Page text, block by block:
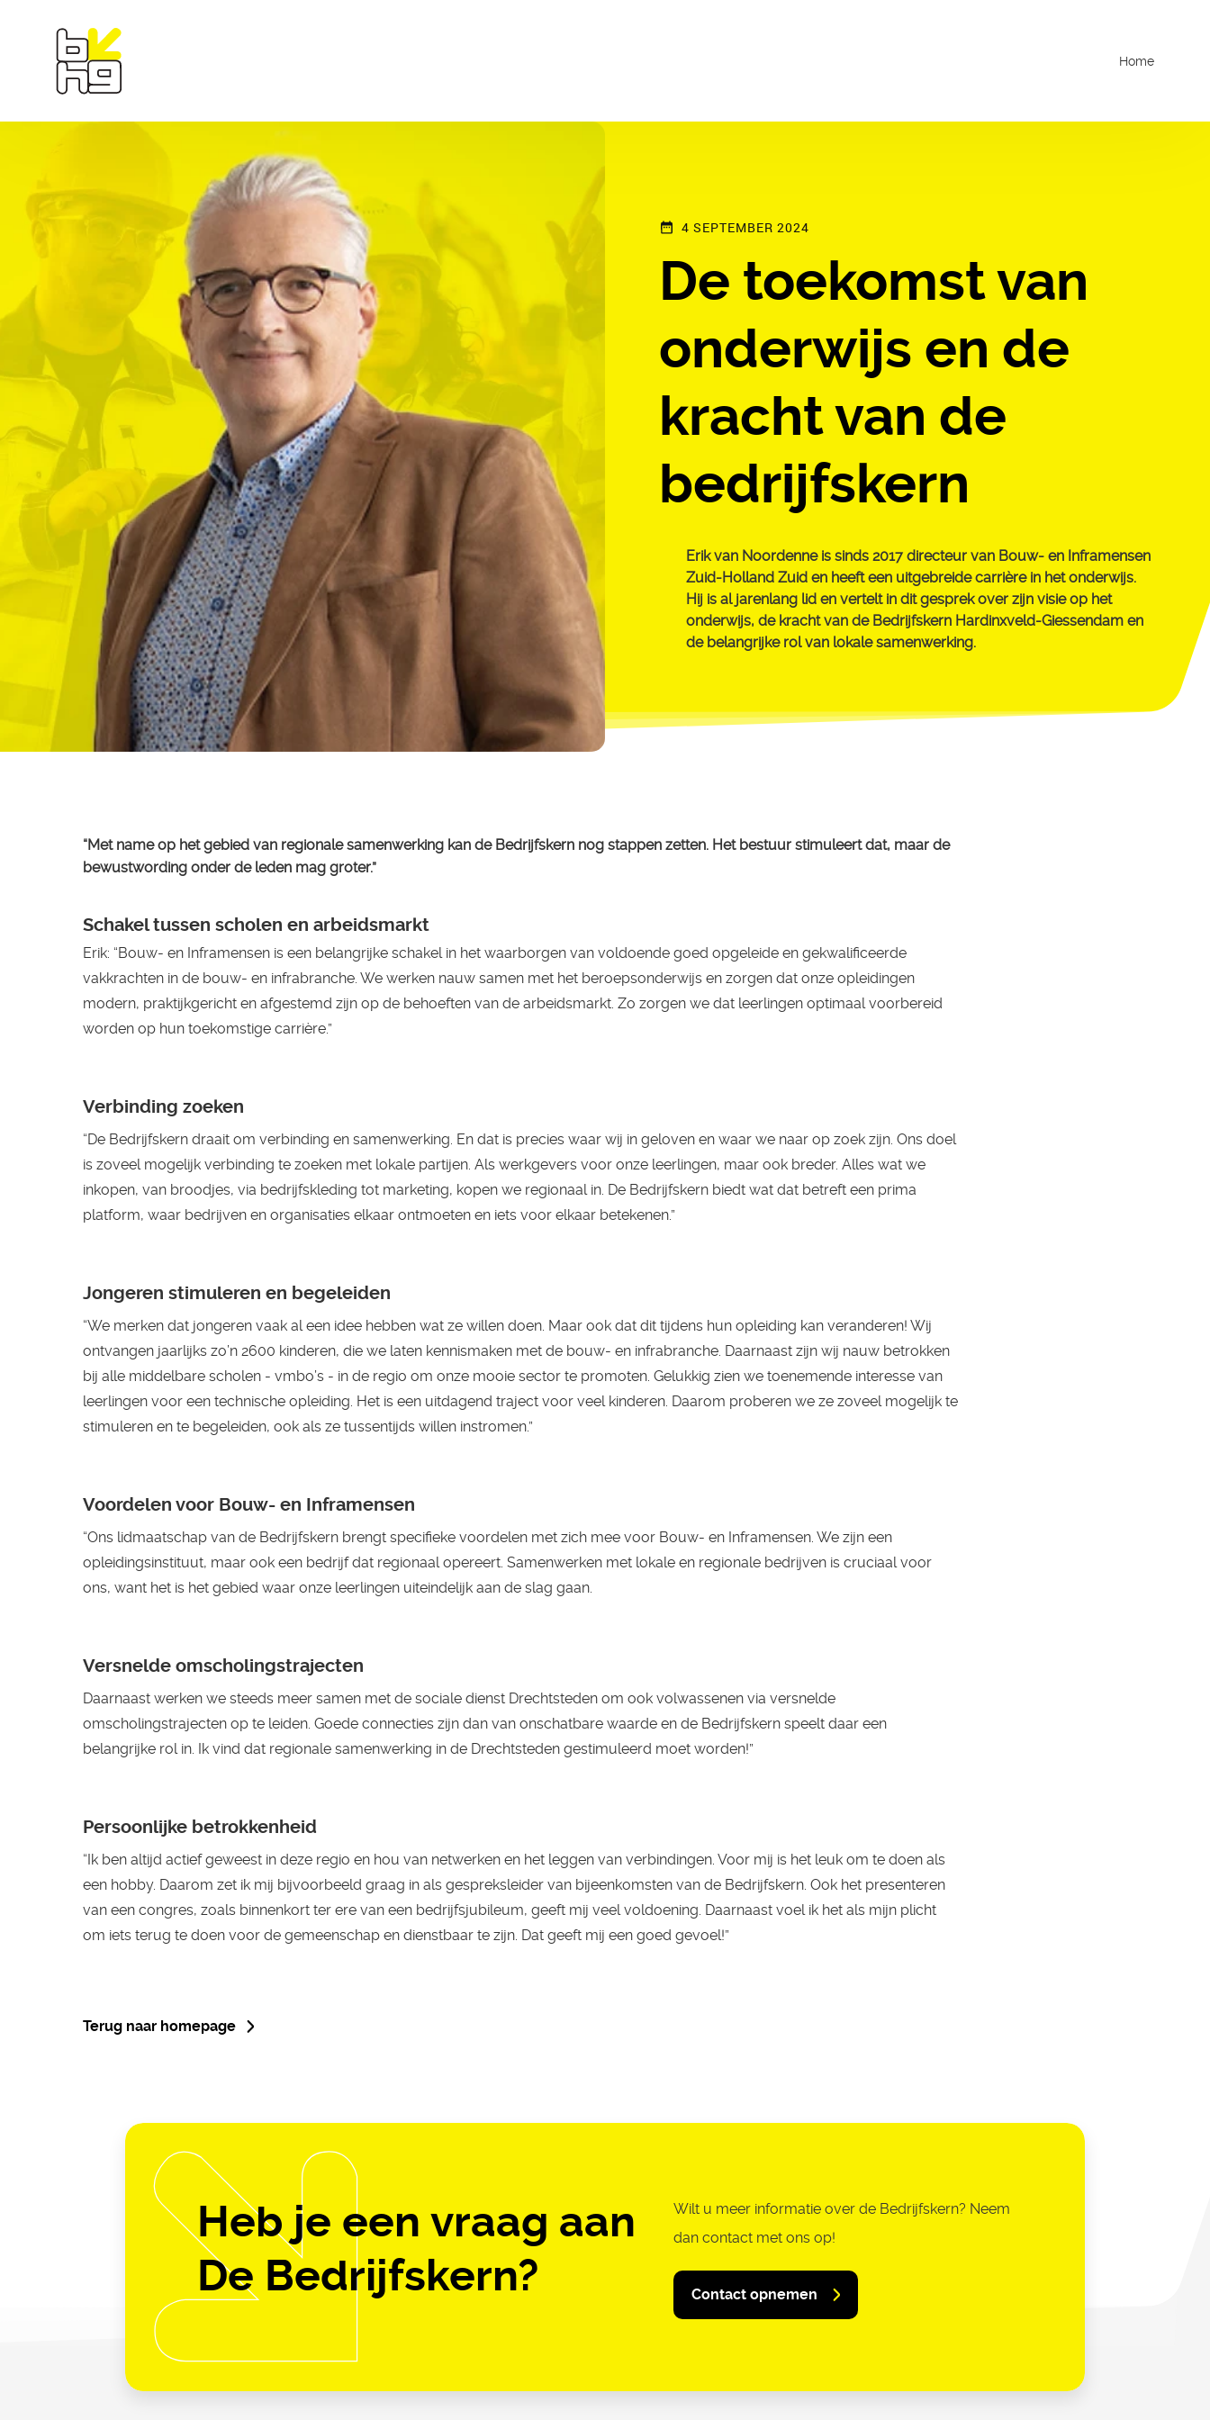
Home
4 SEPTEMBER 2024
De toekomst van
onderwijs en de
kracht van de
bedrijfskern
Erik van Noordenne is sinds 2017 directeur van Bouw- en Inframensen
Zuid-Holland Zuid en heeft een uitgebreide carrière in het onderwijs.
Hij is al jarenlang lid en vertelt in dit gesprek over zijn visie op het
onderwijs, de kracht van de Bedrijfskern Hardinxveld-Giessendam en
de belangrijke rol van lokale samenwerking.
“Met name op het gebied van regionale samenwerking kan de Bedrijfskern nog stappen zetten. Het bestuur stimuleert dat, maar de
bewustwording onder de leden mag groter.”
Schakel tussen scholen en arbeidsmarkt
Erik: “Bouw- en Inframensen is een belangrijke schakel in het waarborgen van voldoende goed opgeleide en gekwalificeerde
vakkrachten in de bouw- en infrabranche. We werken nauw samen met het beroepsonderwijs en zorgen dat onze opleidingen
modern, praktijkgericht en afgestemd zijn op de behoeften van de arbeidsmarkt. Zo zorgen we dat leerlingen optimaal voorbereid
worden op hun toekomstige carrière.”
Verbinding zoeken
“De Bedrijfskern draait om verbinding en samenwerking. En dat is precies waar wij in geloven en waar we naar op zoek zijn. Ons doel
is zoveel mogelijk verbinding te zoeken met lokale partijen. Als werkgevers voor onze leerlingen, maar ook breder. Alles wat we
inkopen, van broodjes, via bedrijfskleding tot marketing, kopen we regionaal in. De Bedrijfskern biedt wat dat betreft een prima
platform, waar bedrijven en organisaties elkaar ontmoeten en iets voor elkaar betekenen.”
Jongeren stimuleren en begeleiden
“We merken dat jongeren vaak al een idee hebben wat ze willen doen. Maar ook dat dit tijdens hun opleiding kan veranderen! Wij
ontvangen jaarlijks zo’n 2600 kinderen, die we laten kennismaken met de bouw- en infrabranche. Daarnaast zijn wij nauw betrokken
bij alle middelbare scholen - vmbo’s - in de regio om onze mooie sector te promoten. Gelukkig zien we toenemende interesse van
leerlingen voor een technische opleiding. Het is een uitdagend traject voor veel kinderen. Daarom proberen we ze zoveel mogelijk te
stimuleren en te begeleiden, ook als ze tussentijds willen instromen.”
Voordelen voor Bouw- en Inframensen
“Ons lidmaatschap van de Bedrijfskern brengt specifieke voordelen met zich mee voor Bouw- en Inframensen. We zijn een
opleidingsinstituut, maar ook een bedrijf dat regionaal opereert. Samenwerken met lokale en regionale bedrijven is cruciaal voor
ons, want het is het gebied waar onze leerlingen uiteindelijk aan de slag gaan.
Versnelde omscholingstrajecten
Daarnaast werken we steeds meer samen met de sociale dienst Drechtsteden om ook volwassenen via versnelde
omscholingstrajecten op te leiden. Goede connecties zijn dan van onschatbare waarde en de Bedrijfskern speelt daar een
belangrijke rol in. Ik vind dat regionale samenwerking in de Drechtsteden gestimuleerd moet worden!”
Persoonlijke betrokkenheid
“Ik ben altijd actief geweest in deze regio en hou van netwerken en het leggen van verbindingen. Voor mij is het leuk om te doen als
een hobby. Daarom zet ik mij bijvoorbeeld graag in als gespreksleider van bijeenkomsten van de Bedrijfskern. Ook het presenteren
van een congres, zoals binnenkort ter ere van een bedrijfsjubileum, geeft mij veel voldoening. Daarnaast voel ik het als mijn plicht
om iets terug te doen voor de gemeenschap en dienstbaar te zijn. Dat geeft mij een goed gevoel!”
Terug naar homepage
Heb je een vraag aan
De Bedrijfs­kern?
Wilt u meer informatie over de Bedrijfskern? Neem
dan contact met ons op!
Contact opnemen